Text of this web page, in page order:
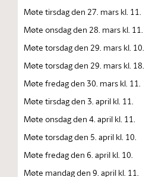
Møte tirsdag den 27. mars kl. 11.
Møte onsdag den 28. mars kl. 11.
Møte torsdag den 29. mars kl. 10.
Møte torsdag den 29. mars kl. 18.
Møte fredag den 30. mars kl. 11.
Møte tirsdag den 3. april kl. 11.
Møte onsdag den 4. april kl. 11.
Møte torsdag den 5. april kl. 10.
Møte fredag den 6. april kl. 10.
Møte mandag den 9. april kl. 11.